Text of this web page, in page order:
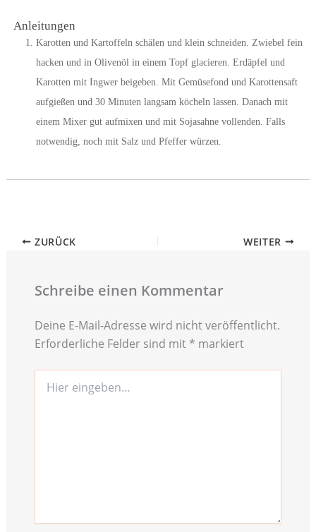
Anleitungen
Karotten und Kartoffeln schälen und klein schneiden. Zwiebel fein
hacken und in Olivenöl in einem Topf glacieren. Erdäpfel und
Karotten mit Ingwer beigeben. Mit Gemüsefond und Karottensaft
aufgießen und 30 Minuten langsam köcheln lassen. Danach mit
einem Mixer gut aufmixen und mit Sojasahne vollenden. Falls
notwendig, noch mit Salz und Pfeffer würzen.
ZURÜCK WEITER
Schreibe einen Kommentar
Deine E-Mail-Adresse wird nicht veröffentlicht.
Erforderliche Felder sind mit * markiert
eingeben…